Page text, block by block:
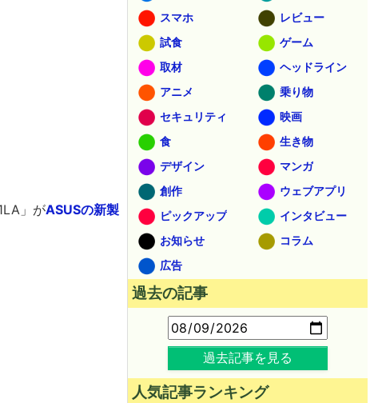
」がASUSの新製
スマホ
レビュー
試食
ゲーム
取材
ヘッドライン
アニメ
乗り物
セキュリティ
映画
食
生き物
デザイン
マンガ
創作
ウェブアプリ
ピックアップ
インタビュー
お知らせ
コラム
広告
過去の記事
過去記事を見る
人気記事ランキング